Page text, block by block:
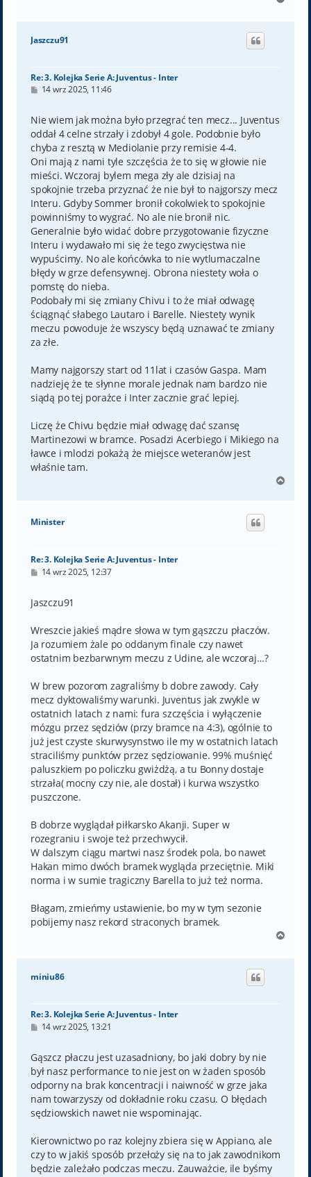
g
Jaszczu91
Re: 3. Kolejka Serie A: Juventus - Inter
P
t
14 wrz 2025, 11:46
Nie wiem jak można było przegrać ten mecz... Juventus
oddał 4 celne strzały i zdobył 4 gole. Podobnie było
chyba z resztą w Mediolanie przy remisie 4-4.
Oni mają z nami tyle szczęścia że to się w głowie nie
mieści. Wczoraj bylem mega zły ale dzisiaj na
spokojnie trzeba przyznać że nie był to najgorszy mecz
Interu. Gdyby Sommer bronił cokolwiek to spokojnie
powinniśmy to wygrać. No ale nie bronił nic.
Generalnie było widać dobre przygotowanie fizyczne
Interu i wydawało mi się że tego zwycięstwa nie
wypuścimy. No ale końcówka to nie wytlumaczalne
błędy w grze defensywnej. Obrona niestety woła o
pomstę do nieba.
Podobały mi się zmiany Chivu i to że miał odwagę
ściągnąć słabego Lautaro i Barelle. Niestety wynik
meczu powoduje że wszyscy będą uznawać te zmiany
za złe.
Mamy najgorszy start od 11lat i czasów Gaspa. Mam
nadzieję że te słynne morale jednak nam bardzo nie
siądą po tej porażce i Inter zacznie grać lepiej.
Liczę że Chivu będzie miał odwagę dać szansę
Martinezowi w bramce. Posadzi Acerbiego i Mikiego na
ławce i mlodzi pokażą że miejsce weteranów jest
właśnie tam.
g
Minister
Re: 3. Kolejka Serie A: Juventus - Inter
P
t
14 wrz 2025, 12:37
Jaszczu91
Wreszcie jakieś mądre słowa w tym gąszczu płaczów.
Ja rozumiem żale po oddanym finale czy nawet
ostatnim bezbarwnym meczu z Udine, ale wczoraj…?
W brew pozorom zagraliśmy b dobre zawody. Cały
mecz dyktowaliśmy warunki. Juventus jak zwykle w
ostatnich latach z nami: fura szczęścia i wyłączenie
mózgu przez sędziów (przy bramce na 4:3), ogólnie to
już jest czyste skurwysynstwo ile my w ostatnich latach
straciliśmy punktów przez sędziowanie. 99% muśnięć
paluszkiem po policzku gwiżdżą, a tu Bonny dostaje
strzała( mocny czy nie, ale dostał) i kurwa wszystko
puszczone.
B dobrze wyglądał piłkarsko Akanji. Super w
rozegraniu i swoje też przechwycił.
W dalszym ciągu martwi nasz środek pola, bo nawet
Hakan mimo dwóch bramek wygląda przeciętnie. Miki
norma i w sumie tragiczny Barella to już też norma.
Błagam, zmieńmy ustawienie, bo my w tym sezonie
pobijemy nasz rekord straconych bramek.
g
miniu86
Re: 3. Kolejka Serie A: Juventus - Inter
P
t
14 wrz 2025, 13:21
Gąszcz płaczu jest uzasadniony, bo jaki dobry by nie
był nasz performance to nie jest on w żaden sposób
odporny na brak koncentracji i naiwność w grze jaka
nam towarzyszy od dokładnie roku czasu. O błędach
sędziowskich nawet nie wspominając.
Kierownictwo po raz kolejny zbiera się w Appiano, ale
czy to w jakiś sposób przełoży się na to jak zawodnikom
będzie zależało podczas meczu. Zauważcie, ile byśmy